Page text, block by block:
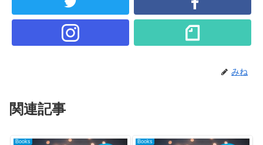
みね
関連記事
Books Books